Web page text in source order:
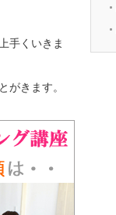
手くいきま
がきます。